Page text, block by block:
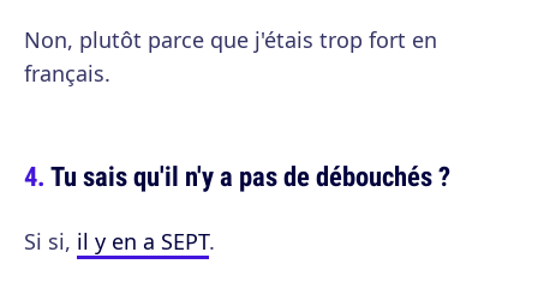
Non, plutôt parce que j'étais trop fort en
français.
Tu sais qu'il n'y a pas de débouchés ?
Si si, il y en a SEPT.